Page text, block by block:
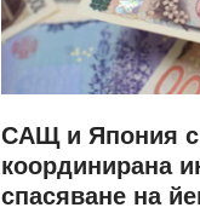
САЩ и Япония
координирана
спасяване на